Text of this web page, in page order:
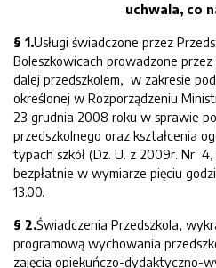
uchwala, co
§ 1.Usługi świadczone przez
Boleszkowicach prowadzone
dalej przedszkolem, w zakresie
określonej w Rozporządzeniu
23 grudnia 2008 roku w sprawie
przedszkolnego oraz kształcenia
typach szkół (Dz. U. z 2009r. Nr
bezpłatnie w wymiarze pięciu
13.00.
§ 2.Świadczenia Przedszkola,
programową wychowania
zajęcia opiekuńczo-dydaktyczno-